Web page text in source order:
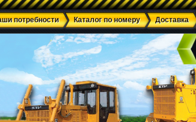
потребности Каталог по номеру Доставка